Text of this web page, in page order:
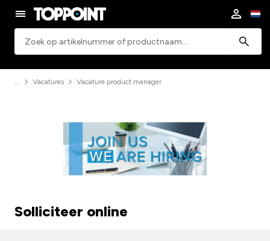
Vacatures Vacature product manager
Solliciteer online